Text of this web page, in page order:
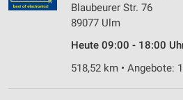
Blaubeurer Str. 76
89077 Ulm
Heute 09:00 - 18:00
518,52 km • Angebote: